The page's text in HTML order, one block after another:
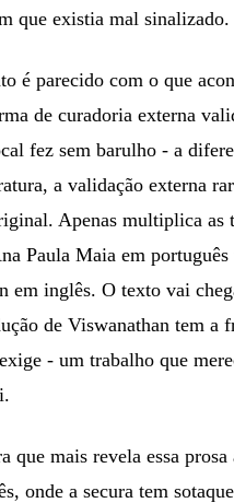
que existia mal sinalizado.
é parecido com o que
de curadoria externa
fez sem barulho - a
a validação externa
Apenas multiplica as
Paula Maia em
em inglês. O texto vai
de Viswanathan tem a
- um trabalho que
que mais revela essa
onde a secura tem